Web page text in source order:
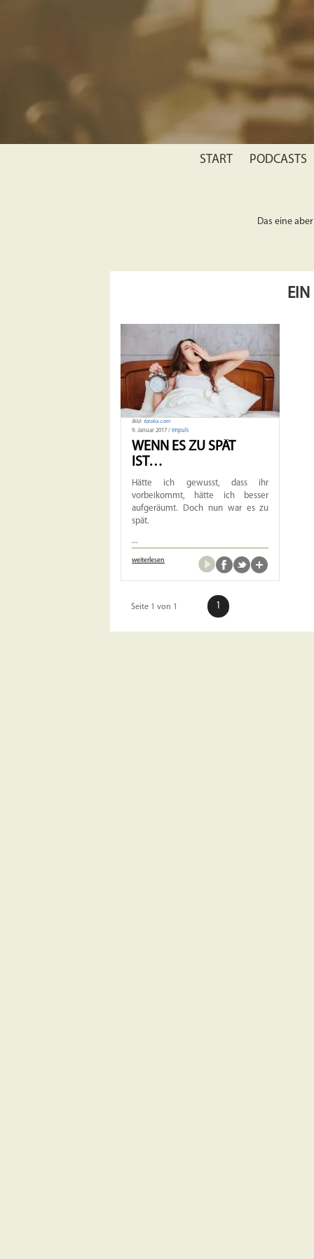
START PODCASTS
Das eine
EIN
Bild: fotolia.com
9. Januar 2017 /
Impuls
WENN ES ZU SPÄT
IST…
Hätte ich gewusst, dass ihr
vorbeikommt, hätte ich besser
aufgeräumt. Doch nun war es zu
spät.
...
weiterlesen
Seite 1 von 1 1